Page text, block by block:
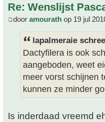
Re: Wenslijst
door amourath op 19 jul
lapalmeraie
Dactyfilera is ook
aangeboden, weet
meer vorst schijnen
kunnen ze minder
Is inderdaad vreemd